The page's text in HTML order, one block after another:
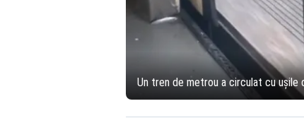
Un tren de metrou a circulat cu ușile